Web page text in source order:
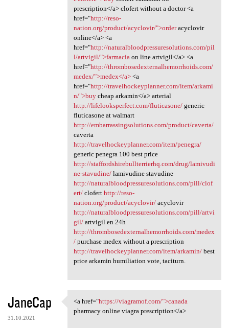
prescription</a> clofert without a doctor <a
href="http://reso-
nation.org/product/acyclovir/">orderacyclovir
online</a> <a
href="http://naturalbloodpressuresolutions.com/pil
l/artvigil/">farmaciaon line artvigil</a> <a
href="http://thrombosedexternalhemorrhoids.com/
medex/">medex</a><a
href="http://travelhockeyplanner.com/item/arkami
n/">buycheap arkamin</a> arterial
http://lifelooksperfect.com/fluticasone/generic
fluticasone at walmart
http://embarrassingsolutions.com/product/caverta/
caverta
http://travelhockeyplanner.com/item/penegra/
generic penegra 100 best price
http://staffordshirebullterrierhq.com/drug/lamivudi
ne-stavudine/lamivudine stavudine
http://naturalbloodpressuresolutions.com/pill/clof
ert/clofert http://reso-
nation.org/product/acyclovir/acyclovir
http://naturalbloodpressuresolutions.com/pill/artvi
gil/artvigil en 24h
http://thrombosedexternalhemorrhoids.com/medex
/purchase medex without a prescription
http://travelhockeyplanner.com/item/arkamin/best
price arkamin humiliation vote, taciturn.
JaneCap
31.10.2021
<a href="https://viagramof
<a href="https://viagramof.com/">canada
pharmacy online viagra prescription</a>